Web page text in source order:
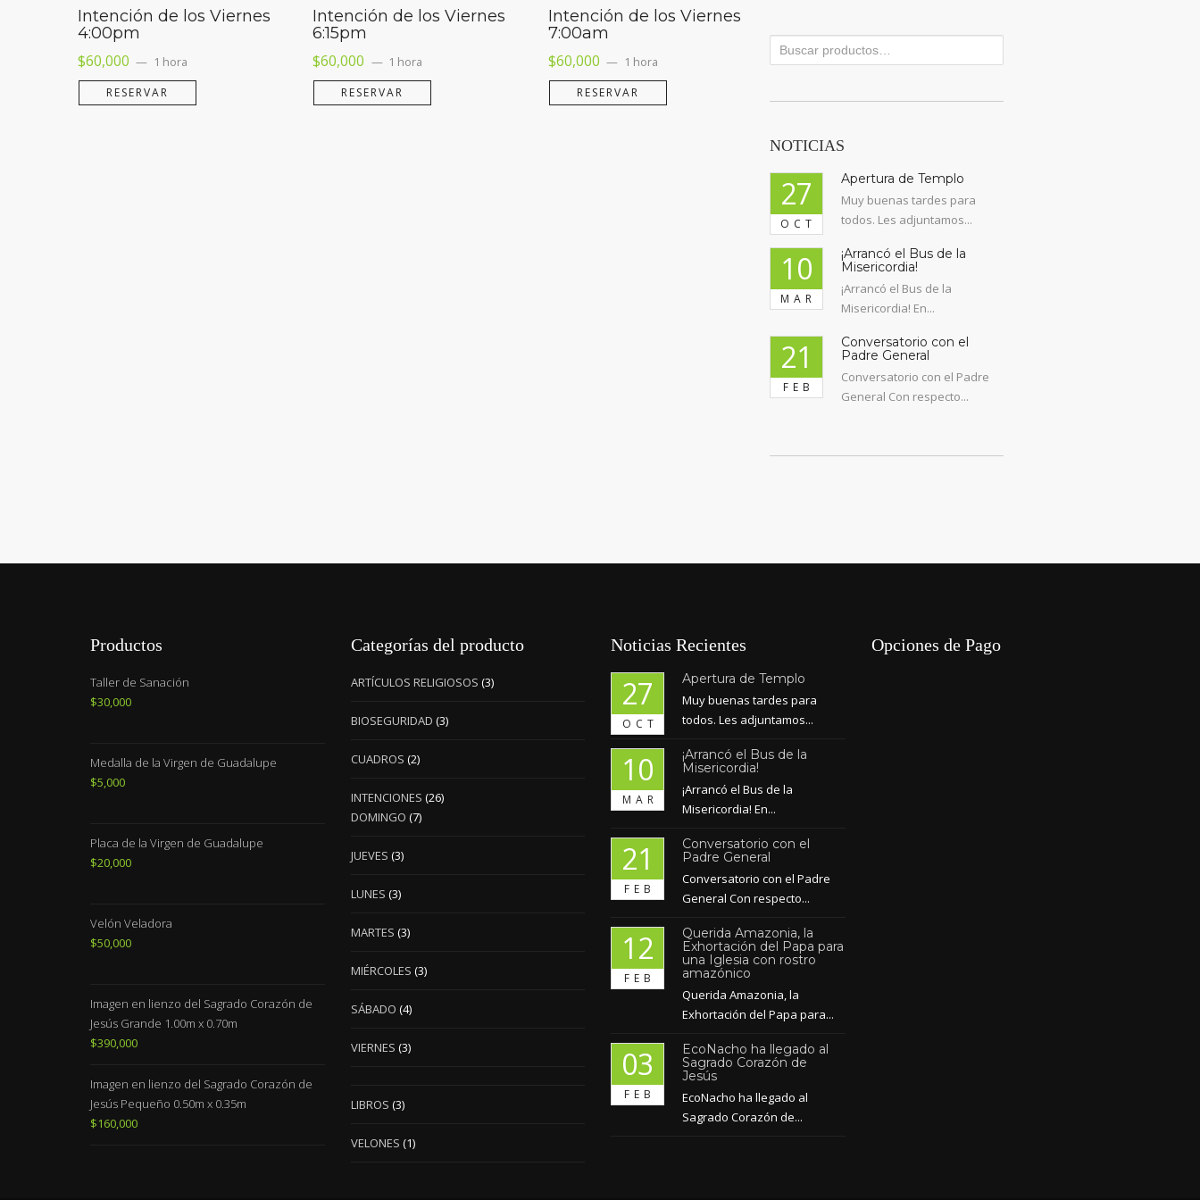
Intención de los Viernes
4:00pm
$60,000 1 hora
RESERVAR
Intención de los Viernes
6:15pm
$60,000 1 hora
RESERVAR
Intención de los Viernes
7:00am
$60,000 1 hora
RESERVAR
NOTICIAS
27
OCT
Apertura de Templo
Muy buenas tardes para
todos. Les adjuntamos...
10
MAR
¡Arrancó el Bus de la
Misericordia!
¡Arrancó el Bus de la
Misericordia! En...
21
FEB
Conversatorio con el
Padre General
Conversatorio con el Padre
General Con respecto...
Productos
Taller de Sanación
$30,000
Medalla de la Virgen de Guadalupe
$5,000
Placa de la Virgen de Guadalupe
$20,000
Velón Veladora
$50,000
Imagen en lienzo del Sagrado Corazón de
Jesús Grande 1.00m x 0.70m
$390,000
Imagen en lienzo del Sagrado Corazón de
Jesús Pequeño 0.50m x 0.35m
$160,000
Categorías del producto
ARTÍCULOS RELIGIOSOS (3)
BIOSEGURIDAD (3)
CUADROS (2)
INTENCIONES (26)
DOMINGO (7)
JUEVES (3)
LUNES (3)
MARTES (3)
MIÉRCOLES (3)
SÁBADO (4)
VIERNES (3)
LIBROS (3)
VELONES (1)
Noticias Recientes
27
OCT
Apertura de Templo
Muy buenas tardes para
todos. Les adjuntamos...
10
MAR
¡Arrancó el Bus de la
Misericordia!
¡Arrancó el Bus de la
Misericordia! En...
21
FEB
Conversatorio con el
Padre General
Conversatorio con el Padre
General Con respecto...
12
FEB
Querida Amazonia, la
Exhortación del Papa para
una Iglesia con rostro
amazónico
Querida Amazonia, la
Exhortación del Papa para...
03
FEB
EcoNacho ha llegado al
Sagrado Corazón de
Jesús
EcoNacho ha llegado al
Sagrado Corazón de...
Opciones de Pago